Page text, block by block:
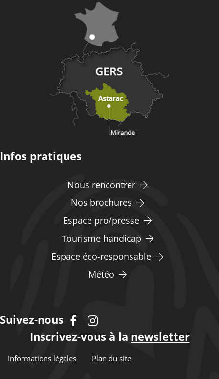
Infos pratiques
Nous rencontrer
Nos brochures
Espace pro/presse
Tourisme handicap
Espace éco-responsable
Météo
Suivez-nous
Inscrivez-vous à la newsletter
Informations légales Plan du site